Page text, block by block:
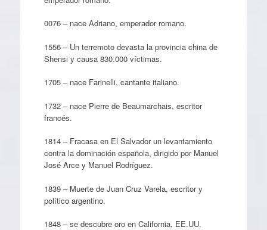
0076 – nace Adriano, emperador romano.
1556 – Un terremoto devasta la provincia china de
Shensi y causa 830.000 víctimas.
1705 – nace Farinelli, cantante italiano.
1732 – nace Pierre de Beaumarchais, escritor
francés.
1814 – Fracasa en El Salvador un levantamiento
contra la dominación española, dirigido por Manuel
José Arce y Manuel Rodríguez.
1839 – Muerte de Juan Cruz Varela, escritor y
político argentino.
1848 – se descubre oro en California, EE.UU.